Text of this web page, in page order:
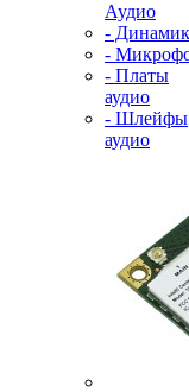
Аудио
-
-
- Платы
аудио
- Шлейфы
аудио